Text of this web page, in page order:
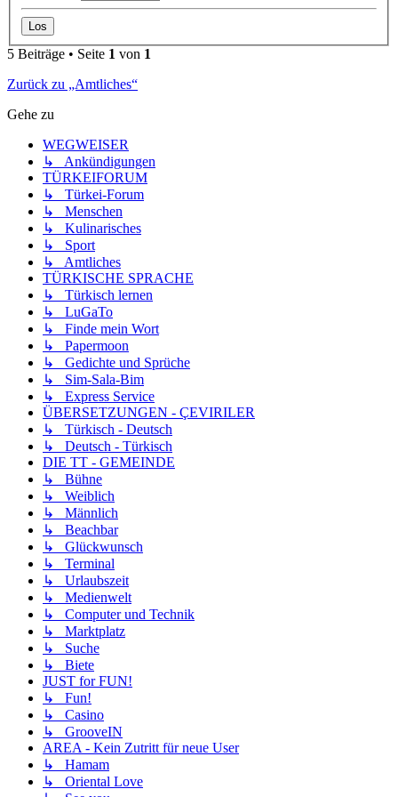
5 Beiträge • Seite 1 von 1
Zurück zu „Amtliches“
Gehe zu
WEGWEISER
↳ Ankündigungen
TÜRKEIFORUM
↳ Türkei-Forum
↳ Menschen
↳ Kulinarisches
↳ Sport
↳ Amtliches
TÜRKISCHE SPRACHE
↳ Türkisch lernen
↳ LuGaTo
↳ Finde mein Wort
↳ Papermoon
↳ Gedichte und Sprüche
↳ Sim-Sala-Bim
↳ Express Service
ÜBERSETZUNGEN - ÇEVIRILER
↳ Türkisch - Deutsch
↳ Deutsch - Türkisch
DIE TT - GEMEINDE
↳ Bühne
↳ Weiblich
↳ Männlich
↳ Beachbar
↳ Glückwunsch
↳ Terminal
↳ Urlaubszeit
↳ Medienwelt
↳ Computer und Technik
↳ Marktplatz
↳ Suche
↳ Biete
JUST for FUN!
↳ Fun!
↳ Casino
↳ GrooveIN
AREA - Kein Zutritt für neue User
↳ Hamam
↳ Oriental Love